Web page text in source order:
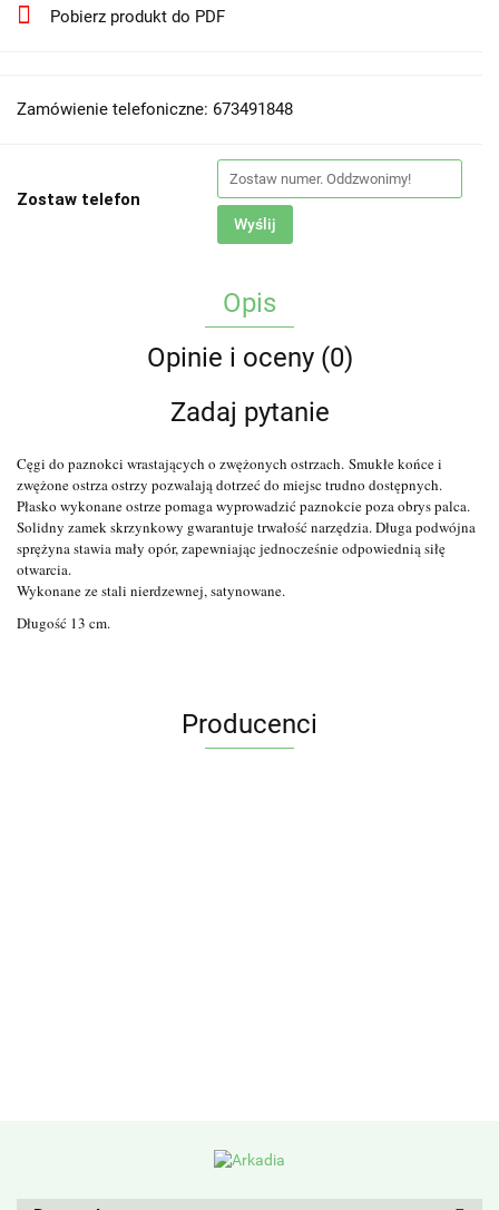
Pobierz produkt do PDF
Zamówienie telefoniczne: 673491848
Zostaw telefon
Wyślij
Opis
Opinie i oceny (0)
Zadaj pytanie
Cęgi do paznokci wrastających o zwężonych ostrzach. Smukłe końce i
zwężone ostrza ostrzy pozwalają dotrzeć do miejsc trudno dostępnych.
Płasko wykonane ostrze pomaga wyprowadzić paznokcie poza obrys palca.
Solidny zamek skrzynkowy gwarantuje trwałość narzędzia. Długa podwójna
sprężyna stawia mały opór, zapewniając jednocześnie odpowiednią siłę
otwarcia.
Wykonane ze stali nierdzewnej, satynowane.
Długość 13 cm.
Producenci